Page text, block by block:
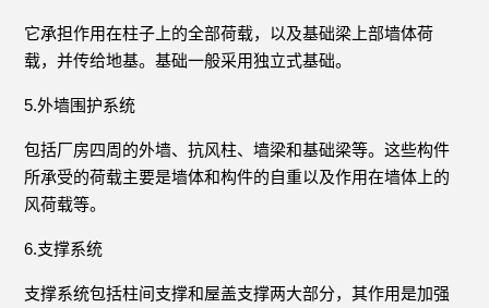
它承担作用在柱子上的全部荷载，以及基础梁上部墙体荷
载，并传给地基。基础一般采用独立式基础。
5.外墙围护系统
包括厂房四周的外墙、抗风柱、墙梁和基础梁等。这些构件
所承受的荷载主要是墙体和构件的自重以及作用在墙体上的
风荷载等。
6.支撑系统
支撑系统包括柱间支撑和屋盖支撑两大部分，其作用是加强